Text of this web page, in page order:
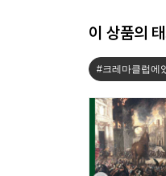
이 상품의
#크레마클럽에